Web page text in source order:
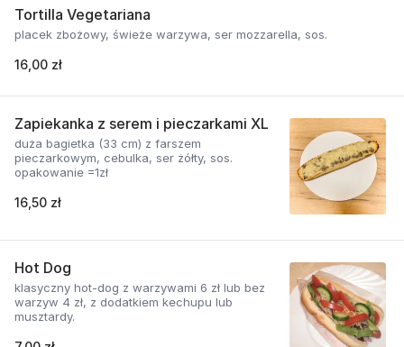
Tortilla Vegetariana
placek zbożowy, świeże warzywa, ser mozzarella, sos.
16,00 zł
Zapiekanka z serem i pieczarkami XL
duża bagietka (33 cm) z farszem
pieczarkowym, cebulka, ser żółty, sos.
opakowanie =1zł
16,50 zł
Hot Dog
klasyczny hot-dog z warzywami 6 zł lub bez
warzyw 4 zł, z dodatkiem kechupu lub
musztardy.